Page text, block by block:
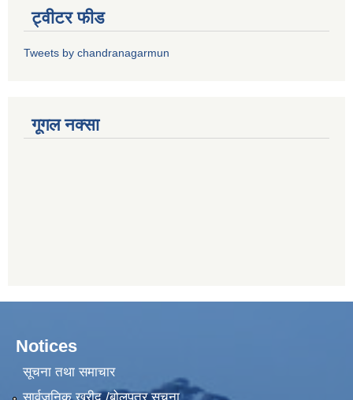
ट्वीटर फीड
Tweets by chandranagarmun
गूगल नक्सा
Notices
सूचना तथा समाचार
सार्वजनिक खरीद /बोलपत्र सूचना